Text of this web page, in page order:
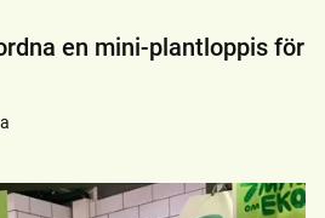
en mini-plantloppis för